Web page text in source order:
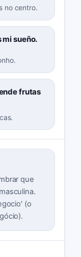
no centro.
sueño.
frutas
que
(o